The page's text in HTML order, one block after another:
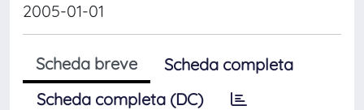
2005-01-01
Scheda breve
Scheda completa
Scheda completa (DC)